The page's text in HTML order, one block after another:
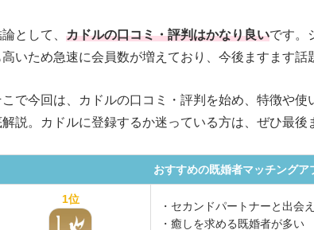
として、 カドルの口コミ・評判はかなり良いです。
高いため急速に会員数が増えており、今後ますます話
こで今回は、カドルの口コミ・評判を始め、特徴や
解説。カドルに登録するか迷っている方は、ぜひ最後
おすすめの既婚者マッチングア
1位
・セカンドパートナーと出会
・癒しを求める既婚者が多い